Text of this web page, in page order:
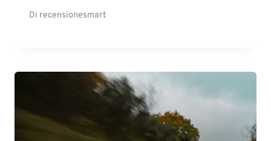
Di recensionesmart